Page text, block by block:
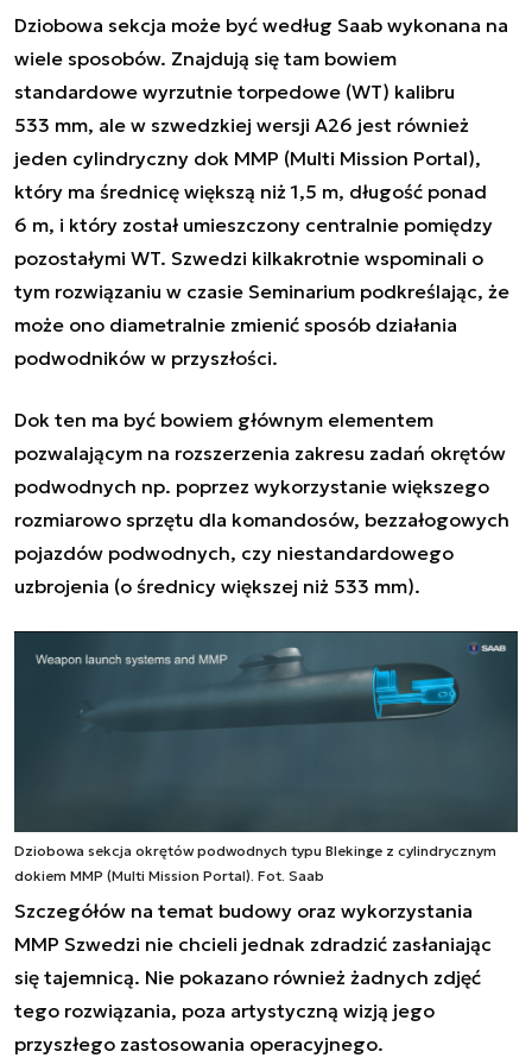
Dziobowa sekcja może być według Saab wykonana na
wiele sposobów. Znajdują się tam bowiem
standardowe wyrzutnie torpedowe (WT) kalibru
533 mm, ale w szwedzkiej wersji A26 jest również
jeden cylindryczny dok MMP (Multi Mission Portal),
który ma średnicę większą niż 1,5 m, długość ponad
6 m, i który został umieszczony centralnie pomiędzy
pozostałymi WT. Szwedzi kilkakrotnie wspominali o
tym rozwiązaniu w czasie Seminarium podkreślając, że
może ono diametralnie zmienić sposób działania
podwodników w przyszłości.
Dok ten ma być bowiem głównym elementem
pozwalającym na rozszerzenia zakresu zadań okrętów
podwodnych np. poprzez wykorzystanie większego
rozmiarowo sprzętu dla komandosów, bezzałogowych
pojazdów podwodnych, czy niestandardowego
uzbrojenia (o średnicy większej niż 533 mm).
Dziobowa sekcja okrętów podwodnych typu Blekinge z cylindrycznym
dokiem MMP (Multi Mission Portal). Fot. Saab
Szczegółów na temat budowy oraz wykorzystania
MMP Szwedzi nie chcieli jednak zdradzić zasłaniając
się tajemnicą. Nie pokazano również żadnych zdjęć
tego rozwiązania, poza artystyczną wizją jego
przyszłego zastosowania operacyjnego.